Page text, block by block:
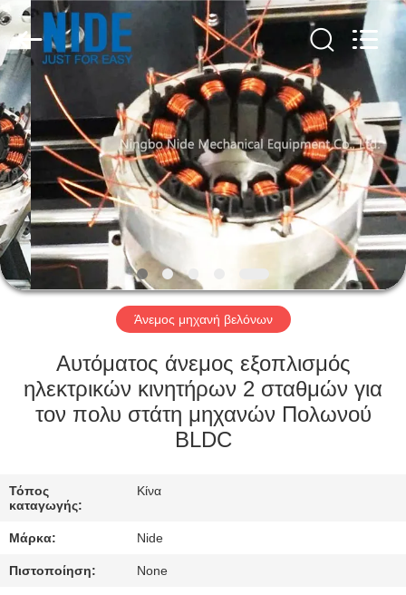
ΣΠΊΤΙ
ΠΡΟΪΌΝΤΑ
ΠΕΡΊΠΟΥ
ΕΜΕΊΣ
ΠΟΙΟΤΙΚΌΣ
ΈΛΕΓΧΟΣ
ΜΑΣ
ΕΛΆΤΕ
ΜΕ
ΕΙΔΉΣΕΙΣ
Nide
Tech
Co.,
All
Rights
Reserved.
Άνεμος μηχανή βελόνων
Αυτόματος άνεμος εξοπλισμός
ηλεκτρικών κινητήρων 2 σταθμών για
τον πολυ στάτη μηχανών Πολωνού
BLDC
Τόπος
καταγωγής:
Κίνα
Μάρκα: Nide
Πιστοποίηση: None